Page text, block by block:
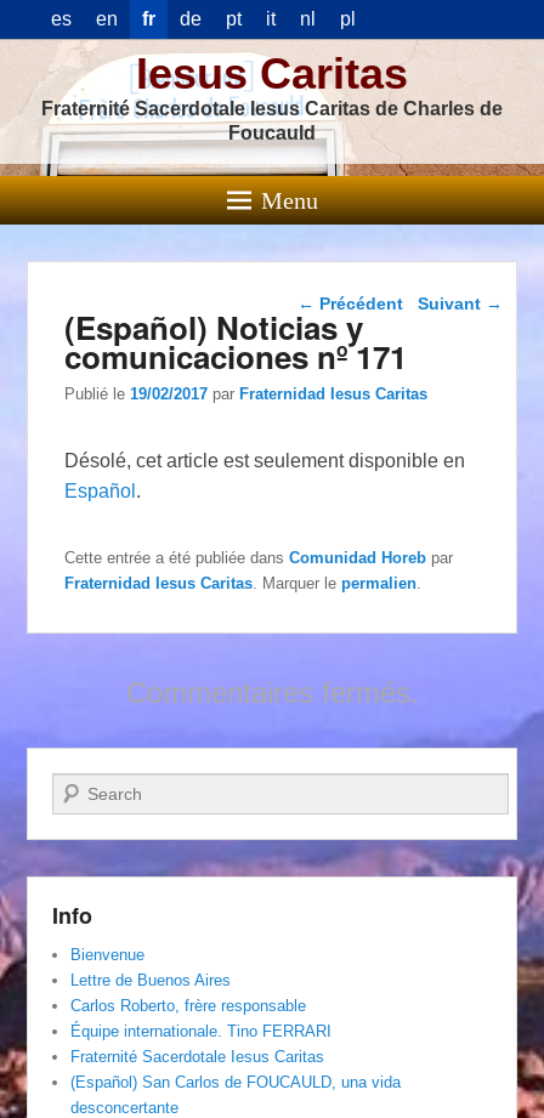
es en fr de pt it nl pl
Iesus Caritas
Fraternité Sacerdotale Iesus Caritas de Charles de
Foucauld
Menu
Navigation dans les
← Précédent Suivant →
(Español) Noticias y
comunicaciones nº 171
Publié le19/02/2017 parFraternidad Iesus Caritas
Désolé, cet article est seulement disponible en
Español .
Cette entrée a été publiée dansComunidad Horeb par
Fraternidad Iesus Caritas . Marquer lepermalien
Commentaires fermés.
Recherche
Info
Bienvenue
Lettre de Buenos Aires
Carlos Roberto, frère responsable
Équipe internationale. Tino FERRARI
Fraternité Sacerdotale Iesus Caritas
(Español) San Carlos de FOUCAULD, una vida
desconcertante